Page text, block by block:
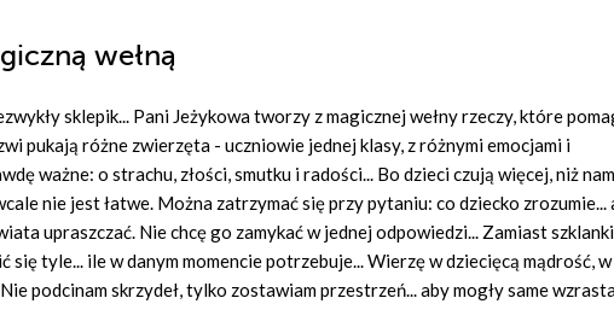
wełną
sklepik... Pani Jeżykowa tworzy z magicznej wełny rzeczy, które
pukają różne zwierzęta - uczniowie jednej klasy, z różnymi emocjami i
ważne: o strachu, złości, smutku i radości... Bo dzieci czują więcej, niż
nie jest łatwe. Można zatrzymać się przy pytaniu: co dziecko zrozumie...
upraszczać. Nie chcę go zamykać w jednej odpowiedzi... Zamiast
się tyle... ile w danym momencie potrzebuje... Wierzę w dziecięcą mądrość,
podcinam skrzydeł, tylko zostawiam przestrzeń... aby mogły same